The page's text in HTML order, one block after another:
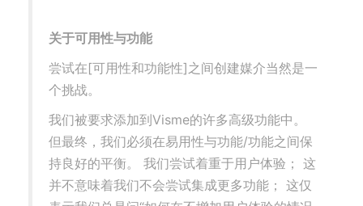
关于可用性与功能
尝试在[可用性和功能性]之间创建媒介当然是一
个挑战。
我们被要求添加到Visme的许多高级功能中。
但最终，我们必须在易用性与功能/功能之间保
持良好的平衡。 我们尝试着重于用户体验； 这
并不意味着我们不会尝试集成更多功能； 这仅